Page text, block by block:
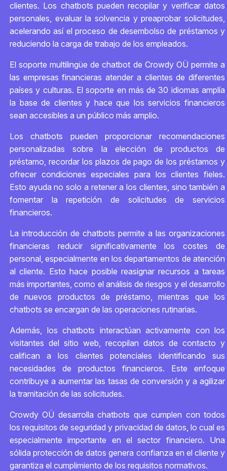
clientes. Los chatbots pueden recopilar y verificar datos
personales, evaluar la solvencia y preaprobar solicitudes,
acelerando así el proceso de desembolso de préstamos y
reduciendo la carga de trabajo de los empleados.
El soporte multilingüe de chatbot de Crowdy OÜ permite a
las empresas financieras atender a clientes de diferentes
países y culturas. El soporte en más de 30 idiomas amplía
la base de clientes y hace que los servicios financieros
sean accesibles a un público más amplio.
Los chatbots pueden proporcionar recomendaciones
personalizadas sobre la elección de productos de
préstamo, recordar los plazos de pago de los préstamos y
ofrecer condiciones especiales para los clientes fieles.
Esto ayuda no solo a retener a los clientes, sino también a
fomentar la repetición de solicitudes de servicios
financieros.
La introducción de chatbots permite a las organizaciones
financieras reducir significativamente los costes de
personal, especialmente en los departamentos de atención
al cliente. Esto hace posible reasignar recursos a tareas
más importantes, como el análisis de riesgos y el desarrollo
de nuevos productos de préstamo, mientras que los
chatbots se encargan de las operaciones rutinarias.
Además, los chatbots interactúan activamente con los
visitantes del sitio web, recopilan datos de contacto y
califican a los clientes potenciales identificando sus
necesidades de productos financieros. Este enfoque
contribuye a aumentar las tasas de conversión y a agilizar
la tramitación de las solicitudes.
Crowdy OÜ desarrolla chatbots que cumplen con todos
los requisitos de seguridad y privacidad de datos, lo cual es
especialmente importante en el sector financiero. Una
sólida protección de datos genera confianza en el cliente y
garantiza el cumplimiento de los requisitos normativos.